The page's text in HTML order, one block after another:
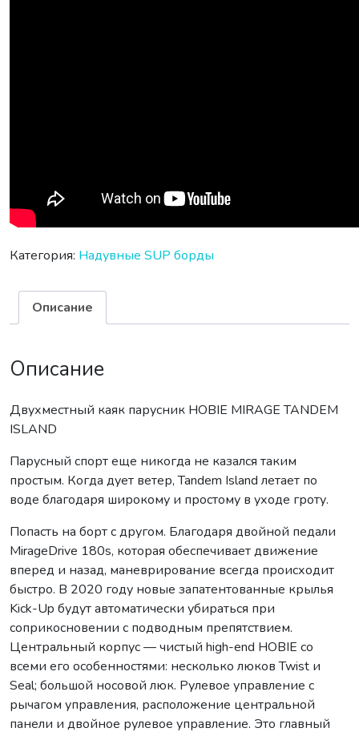
Категория: Надувные SUP борды
Описание
Описание
Двухместный каяк парусник HOBIE MIRAGE TANDEM
ISLAND
Парусный спорт еще никогда не казался таким
простым. Когда дует ветер, Tandem Island летает по
воде благодаря широкому и простому в уходе гроту.
Попасть на борт с другом. Благодаря двойной педали
MirageDrive 180s, которая обеспечивает движение
вперед и назад, маневрирование всегда происходит
быстро. В 2020 году новые запатентованные крылья
Kick-Up будут автоматически убираться при
соприкосновении с подводным препятствием.
Центральный корпус — чистый high-end HOBIE со
всеми его особенностями: несколько люков Twist и
Seal; большой носовой люк. Рулевое управление с
рычагом управления, расположение центральной
панели и двойное рулевое управление. Это главный